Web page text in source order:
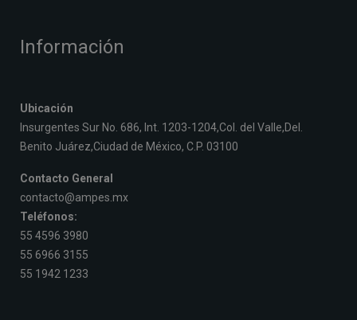
Información
Ubicación
Insurgentes Sur No. 686, Int. 1203-1204,Col. del Valle,Del.
Benito Juárez,Ciudad de México, C.P. 03100
Contacto General
contacto@ampes.mx
Teléfonos:
55 4596 3980
55 6966 3155
55 1942 1233